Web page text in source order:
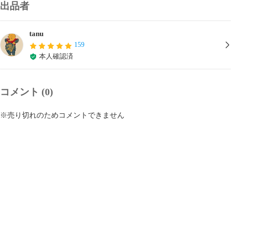
出品者
tanu
159
本人確認済
コメント (0)
※売り切れのためコメントできません